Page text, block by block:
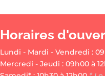
Horaires
Lundi - Mardi - Vendredi :
Mercredi - Jeudi : 09h00 à